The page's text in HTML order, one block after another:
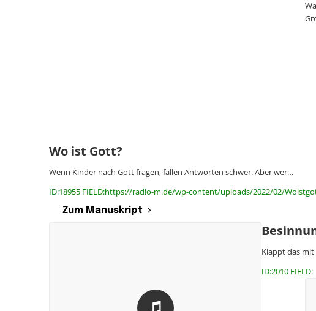
Wo ist Gott?
Wenn Kinder nach Gott fragen, fallen Antworten schwer. Aber wer…
ID:18955 FIELD:https://radio-m.de/wp-content/uploads/2022/02/
Zum Manuskript
Klappt das
ID:2010 FIELD: